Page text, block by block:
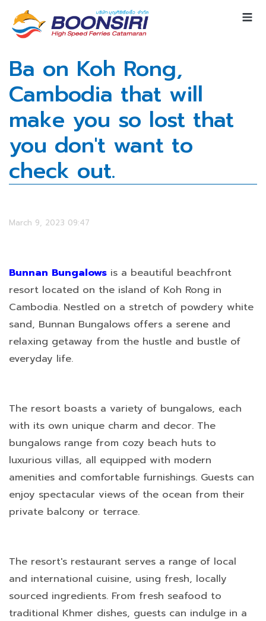
Ba on Koh Rong,
Cambodia that will
make you so lost that
you don't want to
check out.
March 9, 2023 09:47
Bunnan Bungalows is a beautiful beachfront
resort located on the island of Koh Rong in
Cambodia. Nestled on a stretch of powdery white
sand, Bunnan Bungalows offers a serene and
relaxing getaway from the hustle and bustle of
everyday life.
The resort boasts a variety of bungalows, each
with its own unique charm and decor. The
bungalows range from cozy beach huts to
luxurious villas, all equipped with modern
amenities and comfortable furnishings. Guests can
enjoy spectacular views of the ocean from their
private balcony or terrace.
The resort's restaurant serves a range of local
and international cuisine, using fresh, locally
sourced ingredients. From fresh seafood to
traditional Khmer dishes, guests can indulge in a